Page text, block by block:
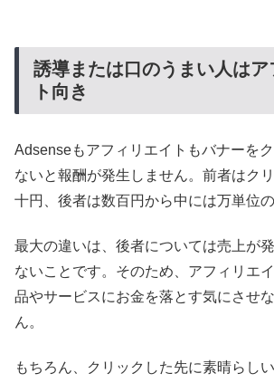
誘導または口のうまい人はア
ト向き
Adsenseもアフィリエイトもバナーを
ないと報酬が発生しません。前者はク
十円、後者は数百円から中には万単位
最大の違いは、後者については売上が
ないことです。そのため、アフィリエ
品やサービスにお金を落とす気にさせ
ん。
もちろん、クリックした先に素晴らし